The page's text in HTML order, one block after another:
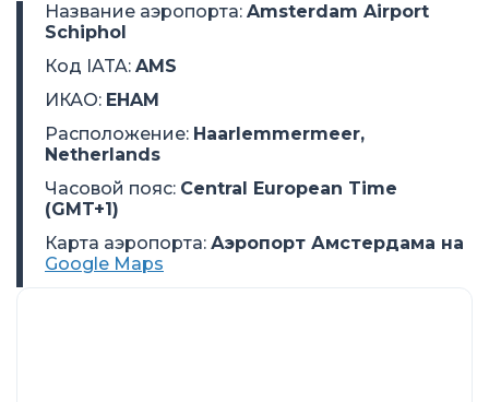
Название аэропорта: Amsterdam Airport
Schiphol
Код IATA: AMS
ИКАО: EHAM
Расположение: Haarlemmermeer,
Netherlands
Часовой пояс: Central European Time
(GMT+1)
Карта аэропорта: Аэропорт Амстердама на
Google Maps